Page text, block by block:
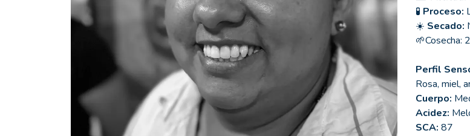
🧪 Proceso:
☀️ Secado:
🌱Cosecha:
Perfil
Rosa, miel,
Cuerpo:
Acidez:
SCA: 87